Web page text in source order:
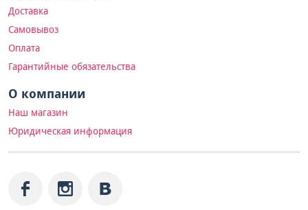
Доставка
Самовывоз
Оплата
Гарантийные обязательства
О компании
Наш магазин
Юридическая информация